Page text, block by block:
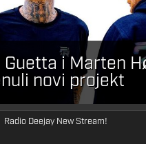
Guetta i Marten
novi projekt
Radio Deejay New Stream!